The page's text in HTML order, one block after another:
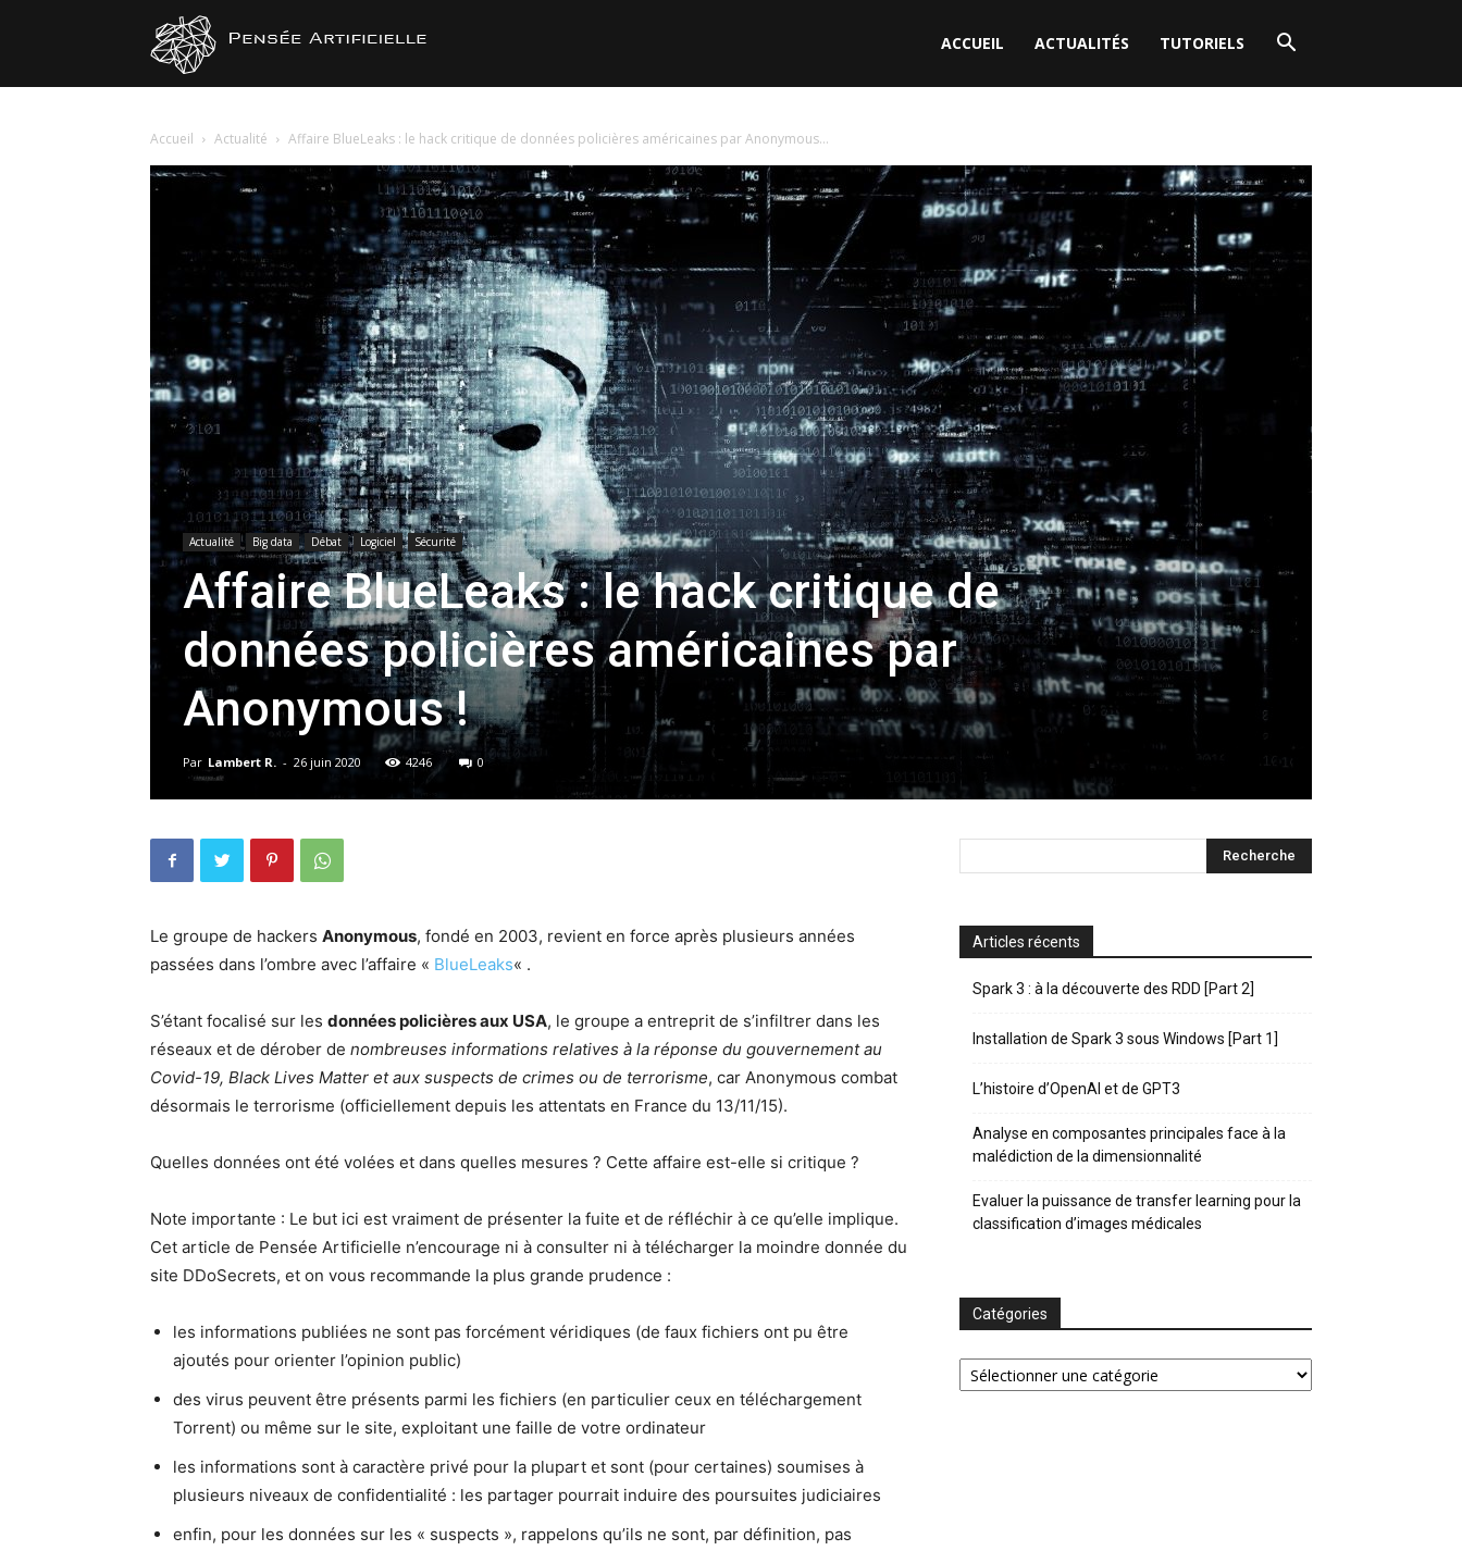
Artificielle
ACCUEIL ACTUALITÉS TUTORIELS
Accueil Actualité Affaire BlueLeaks : le hack critique de données policières américaines par Anonymous...
Actualité Big data Débat Logiciel Sécurité
Affaire BlueLeaks : le hack critique de
données policières américaines par
Anonymous !
Par Lambert R. - 26 juin 2020 4246 0
Le groupe de hackers Anonymous, fondé en 2003, revient en force après plusieurs années
passées dans l’ombre avec l’affaire « BlueLeaks« .
S’étant focalisé sur les données policières aux USA, le groupe a entreprit de s’infiltrer dans les
réseaux et de dérober de nombreuses informations relatives à la réponse du gouvernement au
Covid-19, Black Lives Matter et aux suspects de crimes ou de terrorisme, car Anonymous combat
désormais le terrorisme (officiellement depuis les attentats en France du 13/11/15).
Quelles données ont été volées et dans quelles mesures ? Cette affaire est-elle si critique ?
Note importante : Le but ici est vraiment de présenter la fuite et de réfléchir à ce qu’elle implique.
Cet article de Pensée Artificielle n’encourage ni à consulter ni à télécharger la moindre donnée du
site DDoSecrets, et on vous recommande la plus grande prudence :
les informations publiées ne sont pas forcément véridiques (de faux fichiers ont pu être
ajoutés pour orienter l’opinion public)
des virus peuvent être présents parmi les fichiers (en particulier ceux en téléchargement
Torrent) ou même sur le site, exploitant une faille de votre ordinateur
les informations sont à caractère privé pour la plupart et sont (pour certaines) soumises à
plusieurs niveaux de confidentialité : les partager pourrait induire des poursuites judiciaires
enfin, pour les données sur les « suspects », rappelons qu’ils ne sont, par définition, pas
Articles récents
Spark 3 : à la découverte des RDD [Part 2]
Installation de Spark 3 sous Windows [Part 1]
L’histoire d’OpenAI et de GPT3
Analyse en composantes principales face à la
malédiction de la dimensionnalité
Evaluer la puissance de transfer learning pour la
classification d’images médicales
Catégories
Catégories